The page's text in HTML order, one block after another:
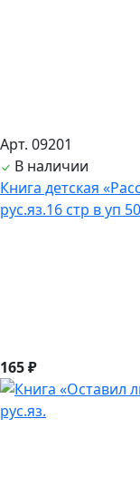
Арт. 09201
В наличии
Книга детская
рус.яз.16 стр в уп
165 ₽